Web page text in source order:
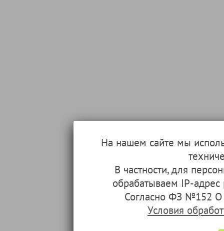
На нашем сайте мы
В частности, для
обрабатываем IP-
Согласно ФЗ №152 О
Условия